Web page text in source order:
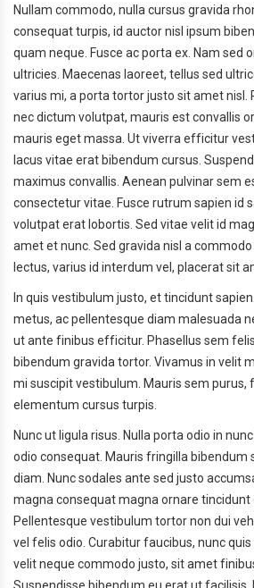
Nullam commodo, nulla cursus gravida
consequat turpis, id auctor nisl ipsum
quam neque. Fusce ac porta ex. Nam sed
ultricies. Maecenas laoreet, tellus sed
varius mi, a porta tortor justo sit amet nisl.
nec dictum volutpat, mauris est convallis
mauris eget massa. Ut viverra efficitur
lacus vitae erat bibendum cursus.
maximus convallis. Aenean pulvinar sem
consectetur vitae. Fusce rutrum sapien id
volutpat erat lobortis. Sed vitae velit id
amet et nunc. Sed gravida nisl a
lectus, varius id interdum vel, placerat sit
In quis vestibulum justo, et tincidunt
metus, ac pellentesque diam malesuada
ut ante finibus efficitur. Phasellus sem
bibendum gravida tortor. Vivamus in velit
mi suscipit vestibulum. Mauris sem purus,
elementum cursus turpis.
Nunc ut ligula risus. Nulla porta odio in
odio consequat. Mauris fringilla bibendum
diam. Nunc sodales ante sed justo
magna consequat magna ornare tincidunt
Pellentesque vestibulum tortor non dui
vel felis odio. Curabitur faucibus, nunc
velit neque commodo justo, sit amet